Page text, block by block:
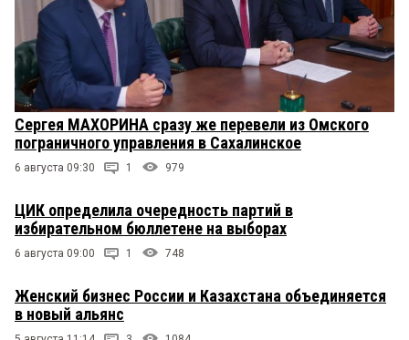
Сергея МАХОРИНА сразу же перевели из Омского
пограничного управления в Сахалинское
6 августа 09:30 1 979
ЦИК определила очередность партий в
избирательном бюллетене на выборах
6 августа 09:00 1 748
Женский бизнес России и Казахстана объединяется
в новый альянс